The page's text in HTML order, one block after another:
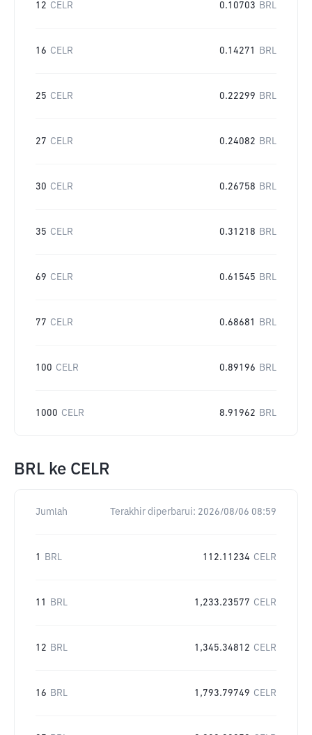
12 CELR 0.10703 BRL
16 CELR 0.14271 BRL
25 CELR 0.22299 BRL
27 CELR 0.24082 BRL
30 CELR 0.26758 BRL
35 CELR 0.31218 BRL
69 CELR 0.61545 BRL
77 CELR 0.68681 BRL
100 CELR 0.89196 BRL
1000 CELR 8.91962 BRL
BRL ke CELR
Jumlah Terakhir diperbarui: 2026/08/06 08:59
1 BRL 112.11234 CELR
11 BRL 1,233.23577 CELR
12 BRL 1,345.34812 CELR
16 BRL 1,793.79749 CELR